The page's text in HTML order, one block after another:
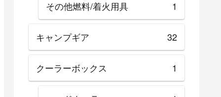
その他燃料/着火用具 1
キャンプギア 32
クーラーボックス 1